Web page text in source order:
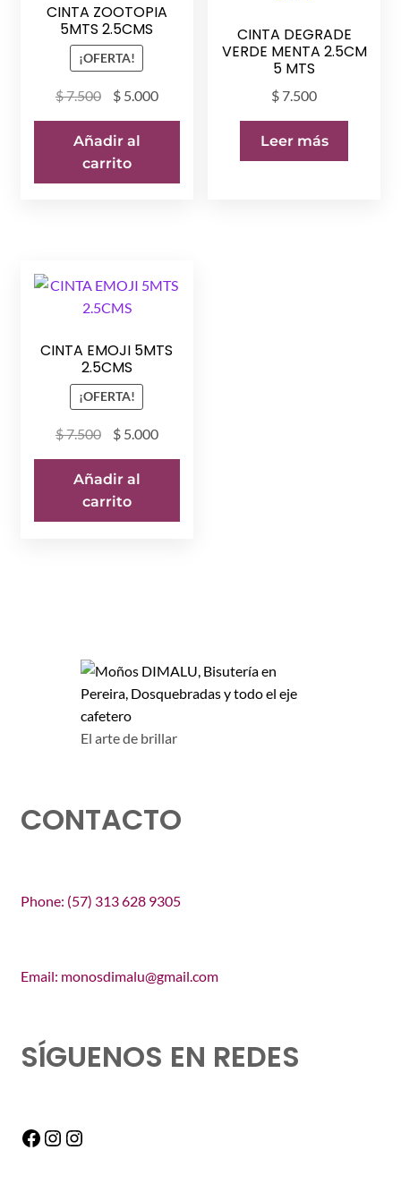
CINTA ZOOTOPIA
5MTS 2.5CMS
¡OFERTA!
$7.500
El
original
era:
$ 7.500.
$5.000El
$ 5.000.
Añadir al
carrito
CINTA DEGRADE
VERDE MENTA 2.5CM
5 MTS
$ 7.500
Leer más
CINTA EMOJI 5MTS
2.5CMS
¡OFERTA!
$7.500
El
precio
original
era:
$ 7.500.
$5.000El
precio
$ 5.000.
Añadir al
carrito
El arte de brillar
CONTACTO
Phone: (57) 313 628 9305
Email: monosdimalu@gmail.com
SÍGUENOS EN REDES
Facebook
Instagram
Instagram